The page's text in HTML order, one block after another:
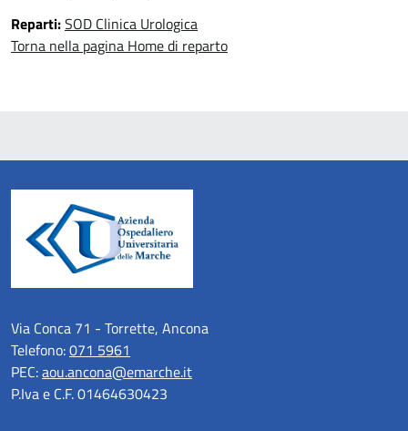
Reparti:SOD Clinica Urologica
Torna nella pagina Home di reparto
Via Conca 71 - Torrette, Ancona
Telefono:071 5961
PEC:aou.ancona@emarche.it
P.Iva e C.F. 01464630423